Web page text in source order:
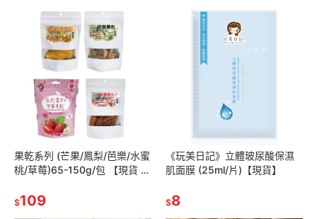
果乾系列 (芒果/鳳梨/芭樂/水蜜
桃/草莓)65-150g/包 【現貨 附
$109
《玩美日記》立體玻尿酸保濕
肌面膜 (25ml/片)【現貨】
$8